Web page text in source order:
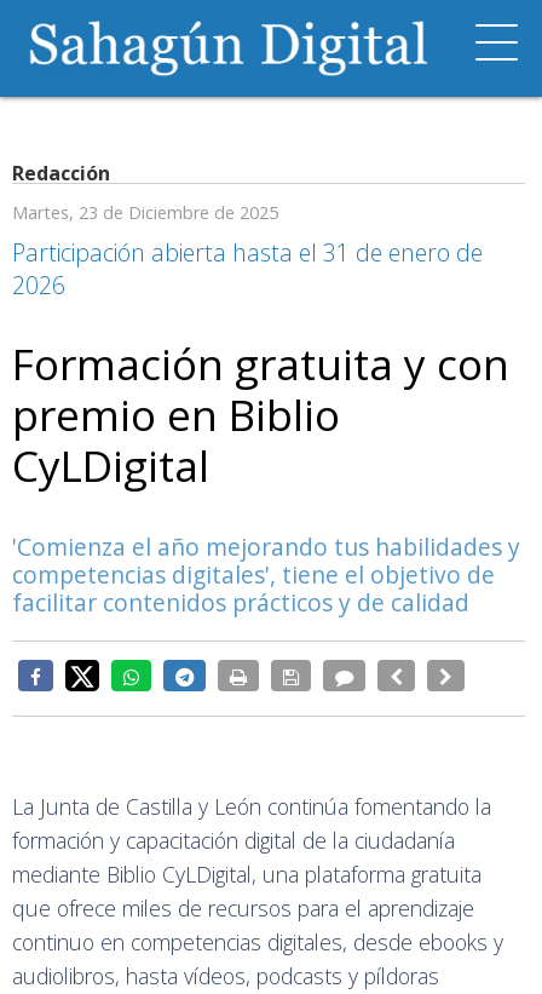
Redacción
Martes, 23 de Diciembre de 2025
Participación abierta hasta el 31 de enero de
2026
Formación gratuita y con
premio en Biblio
CyLDigital
'Comienza el año mejorando tus habilidades y
competencias digitales', tiene el objetivo de
facilitar contenidos prácticos y de calidad
La Junta de Castilla y León continúa fomentando la
formación y capacitación digital de la ciudadanía
mediante Biblio CyLDigital, una plataforma gratuita
que ofrece miles de recursos para el aprendizaje
continuo en competencias digitales, desde ebooks y
audiolibros, hasta vídeos, podcasts y píldoras